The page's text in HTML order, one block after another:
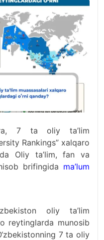
7 ta oliy ta’lim
Rankings” xalqaro
Oliy ta’lim, fan va
brifingida ma’lum
oliy ta’lim
reytinglarda munosib
7 ta oliy